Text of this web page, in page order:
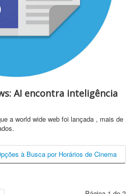
AI encontra inteligência
a world wide web foi lançada , mais de
à Busca por Horários de Cinema